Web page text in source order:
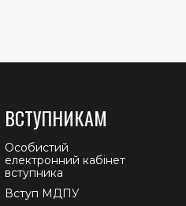
ВСТУПНИКАМ
Особистий
електронний кабінет
вступника
Вступ МДПУ